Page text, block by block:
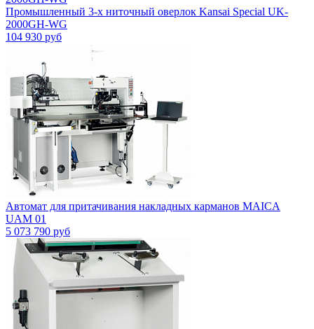
Промышленный 3-х ниточный оверлок Kansai Special UK-
2000GH-WG
104 930 руб
Автомат для притачивания накладных карманов MAICA
UAM 01
5 073 790 руб